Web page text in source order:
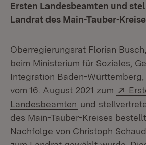
Ersten Landesbeamten und
Landrat des Main-Tauber-
Oberregierungsrat Florian
beim Ministerium für Soziales,
Integration Baden-
vom 16. August 2021 zum
Landesbeamten (Öffnet in
und
des Main-Tauber-Kreises
Nachfolge von Christoph